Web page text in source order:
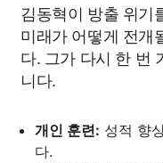
김동혁이 방출 위기
미래가 어떻게 전개
다. 그가 다시 한 번
니다.
개인 훈련: 성적 향
다.